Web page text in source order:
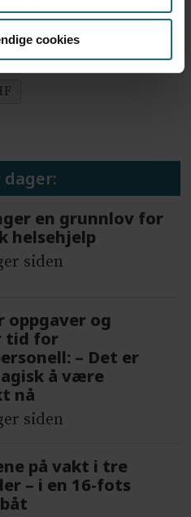
cookies
dager:
en grunnlov for
helsehjelp
siden
oppgaver og
tid for
– Det er
å være
nå
siden
på vakt i tre
– i en 16-fots